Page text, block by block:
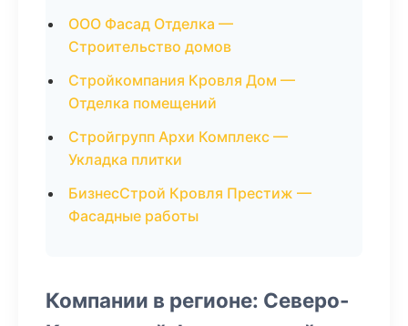
ООО Фасад Отделка —
Строительство домов
Стройкомпания Кровля Дом —
Отделка помещений
Стройгрупп Архи Комплекс —
Укладка плитки
БизнесСтрой Кровля Престиж —
Фасадные работы
Компании в регионе: Северо-